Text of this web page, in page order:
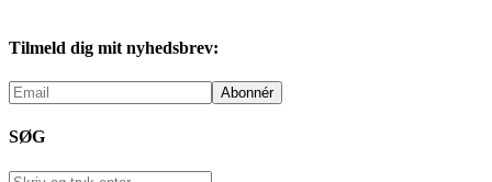
Tilmeld dig mit nyhedsbrev:
SØG